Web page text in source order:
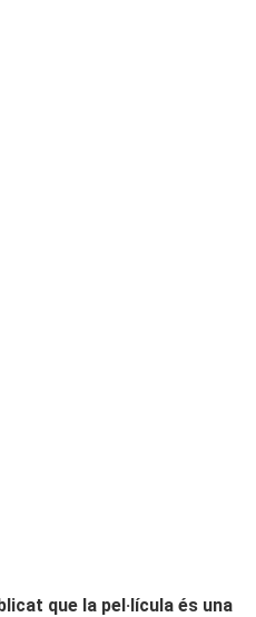
que la pel·lícula és una